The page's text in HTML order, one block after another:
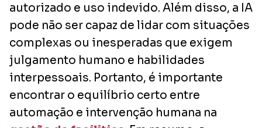
autorizado e uso indevido. Além disso, a IA
pode não ser capaz de lidar com situações
complexas ou inesperadas que exigem
julgamento humano e habilidades
interpessoais. Portanto, é importante
encontrar o equilíbrio certo entre
automação e intervenção humana na